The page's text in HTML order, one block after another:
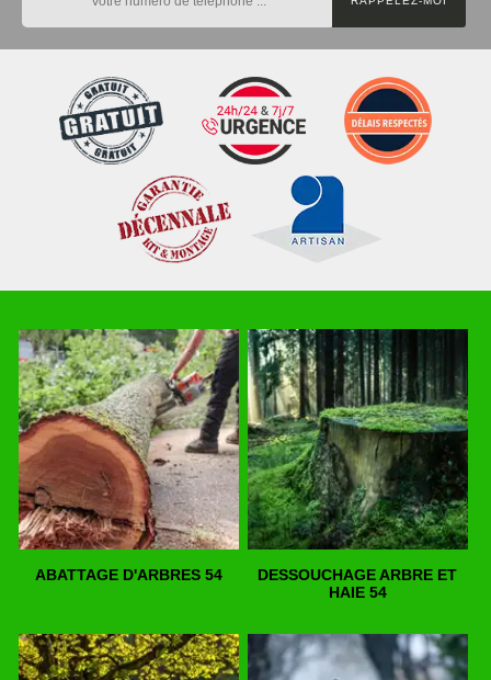
ABATTAGE D'ARBRES 54
DESSOUCHAGE ARBRE ET
HAIE 54